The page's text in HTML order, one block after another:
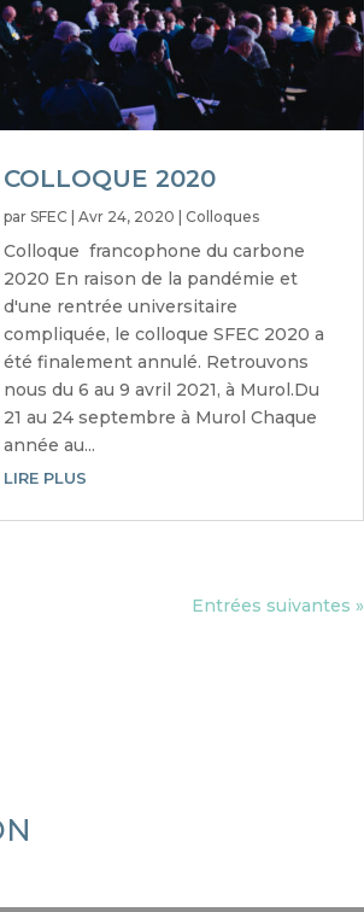
COLLOQUE 2020
par SFEC| Avr 24, 2020 Colloques
Colloque francophone du carbone
2020 En raison de la pandémie et
d'une rentrée universitaire
compliquée, le colloque SFEC 2020 a
été finalement annulé. Retrouvons
nous du 6 au 9 avril 2021, à Murol.Du
21 au 24 septembre à Murol Chaque
année au...
LIRE PLUS
Entrées suivantes »